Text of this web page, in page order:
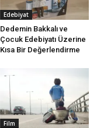
Edebiyat
Dedemin Bakkalı ve
Çocuk Edebiyatı Üzerine
Kısa Bir Değerlendirme
Film